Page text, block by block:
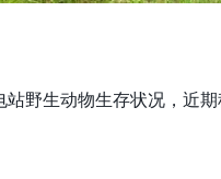
生动物生存状况，近期